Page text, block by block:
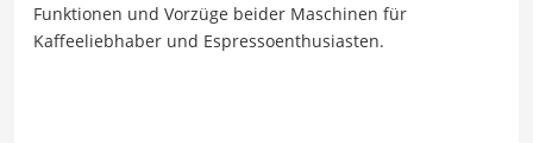
Funktionen und Vorzüge beider Maschinen für
Kaffeeliebhaber und Espressoenthusiasten.